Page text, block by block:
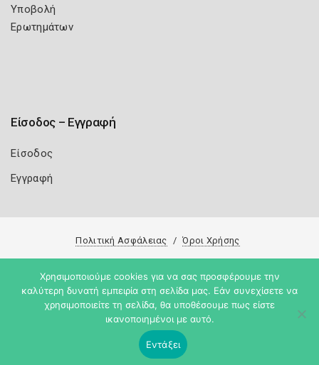
Υποβολή
Ερωτημάτων
Είσοδος – Εγγραφή
Είσοδος
Εγγραφή
Πολιτική Ασφάλειας Όροι Χρήσης
Copyright 2026 Knowledge A.E.
Χρησιμοποιούμε cookies για να σας προσφέρουμε την
καλύτερη δυνατή εμπειρία στη σελίδα μας. Εάν συνεχίσετε να
χρησιμοποιείτε τη σελίδα, θα υποθέσουμε πως είστε
ικανοποιημένοι με αυτό.
Εντάξει